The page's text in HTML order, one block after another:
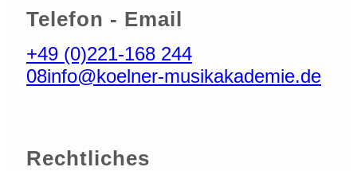
Telefon - Email
+49 (0)221-168 244
08info@koelner-musikakademie.de
Rechtliches